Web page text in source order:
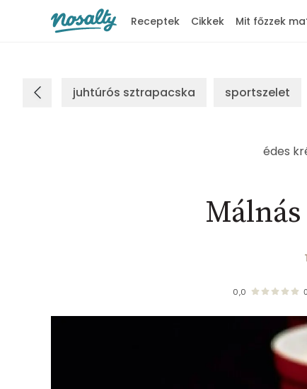
Receptek Cikkek Mit főzzek
juhtúrós sztrapacska sportszelet
édes
0,0